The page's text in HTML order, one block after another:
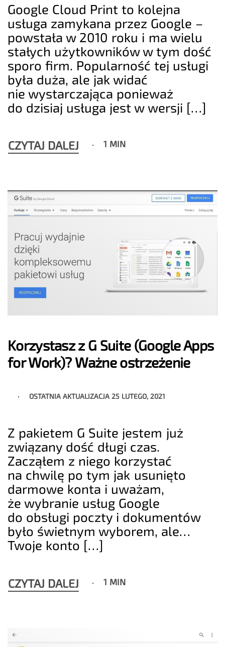
Google Cloud Print to kolejna
usługa zamykana przez Google –
powstała w 2010 roku i ma wielu
stałych użytkowników w tym dość
sporo firm. Popularność tej usługi
była duża, ale jak widać
nie wystarczająca ponieważ
do dzisiaj usługa jest w wersji […]
CZYTAJ DALEJ 1 MIN
Korzystasz z G Suite (Google Apps
for Work)? Ważne ostrzeżenie
OSTATNIA AKTUALIZACJA 25 LUTEGO, 2021
Z pakietem G Suite jestem już
związany dość długi czas.
Zacząłem z niego korzystać
na chwilę po tym jak usunięto
darmowe konta i uważam,
że wybranie usług Google
do obsługi poczty i dokumentów
było świetnym wyborem, ale…
Twoje konto […]
CZYTAJ DALEJ 1 MIN